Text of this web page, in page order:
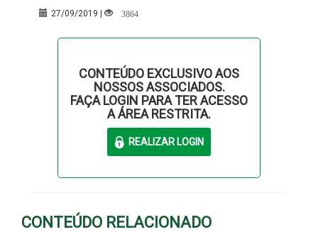
27/09/2019 | 3864
CONTEÚDO EXCLUSIVO AOS
NOSSOS ASSOCIADOS.
FAÇA LOGIN PARA TER ACESSO
A ÁREA RESTRITA.
CONTEÚDO RELACIONADO